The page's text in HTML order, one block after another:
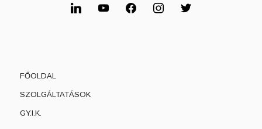
linkedin youtube facebookinstagramtwitter
FŐOLDAL
SZOLGÁLTATÁSOK
GY.I.K.